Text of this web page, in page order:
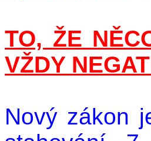
TO, ŽE
VŽDY
Nový zákon